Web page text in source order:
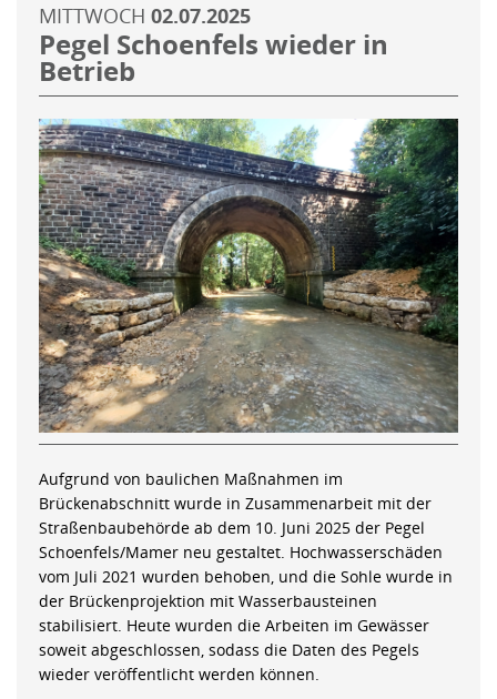
MITTWOCH 02.07.2025
Pegel Schoenfels wieder in
Betrieb
Aufgrund von baulichen Maßnahmen im
Brückenabschnitt wurde in Zusammenarbeit mit der
Straßenbaubehörde ab dem 10. Juni 2025 der Pegel
Schoenfels/Mamer neu gestaltet. Hochwasserschäden
vom Juli 2021 wurden behoben, und die Sohle wurde in
der Brückenprojektion mit Wasserbausteinen
stabilisiert. Heute wurden die Arbeiten im Gewässer
soweit abgeschlossen, sodass die Daten des Pegels
wieder veröffentlicht werden können.